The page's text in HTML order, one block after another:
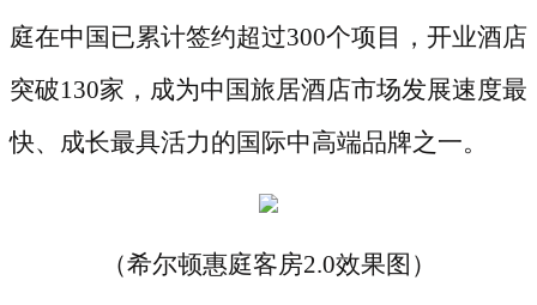
庭在中国已累计签约超过300个项目，开业酒店
突破130家，成为中国旅居酒店市场发展速度最
快、成长最具活力的国际中高端品牌之一。
（希尔顿惠庭客房2.0效果图）